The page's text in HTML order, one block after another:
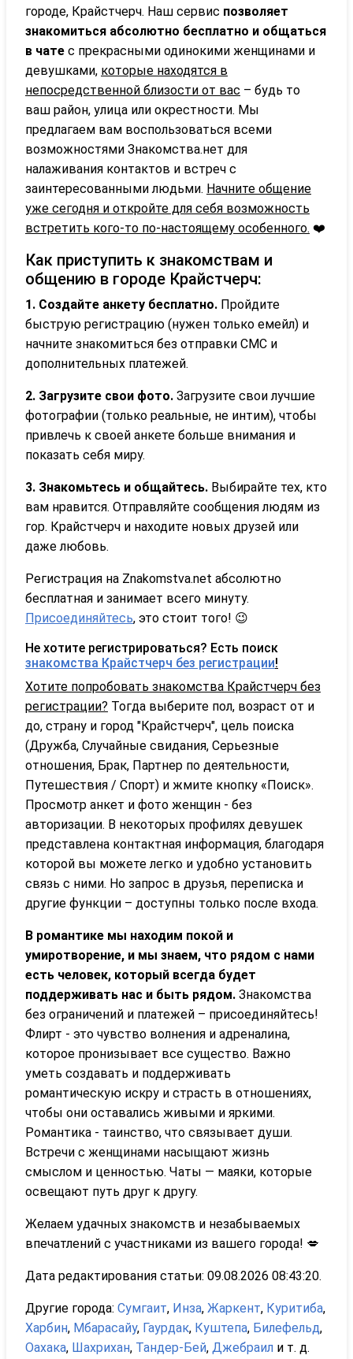
городе, Крайстчерч. Наш сервис позволяет
знакомиться абсолютно бесплатно и общаться
в чате с прекрасными одинокими женщинами и
девушками, которые находятся в
непосредственной близости от вас – будь то
ваш район, улица или окрестности. Мы
предлагаем вам воспользоваться всеми
возможностями Знакомства.нет для
налаживания контактов и встреч с
заинтересованными людьми. Начните общение
уже сегодня и откройте для себя возможность
встретить кого-то по-настоящему особенного. ❤️
Как приступить к знакомствам и
общению в городе Крайстчерч:
1. Создайте анкету бесплатно. Пройдите
быструю регистрацию (нужен только емейл) и
начните знакомиться без отправки СМС и
дополнительных платежей.
2. Загрузите свои фото. Загрузите свои лучшие
фотографии (только реальные, не интим), чтобы
привлечь к своей анкете больше внимания и
показать себя миру.
3. Знакомьтесь и общайтесь. Выбирайте тех, кто
вам нравится. Отправляйте сообщения людям из
гор. Крайстчерч и находите новых друзей или
даже любовь.
Регистрация на Znakomstva.net абсолютно
бесплатная и занимает всего минуту.
Присоединяйтесь, это стоит того! 😉
Не хотите регистрироваться? Есть поиск
знакомства Крайстчерч без регистрации!
Хотите попробовать знакомства Крайстчерч без
регистрации? Тогда выберите пол, возраст от и
до, страну и город "Крайстчерч", цель поиска
(Дружба, Случайные свидания, Серьезные
отношения, Брак, Партнер по деятельности,
Путешествия / Спорт) и жмите кнопку «Поиск».
Просмотр анкет и фото женщин - без
авторизации. В некоторых профилях девушек
представлена контактная информация, благодаря
которой вы можете легко и удобно установить
связь с ними. Но запрос в друзья, переписка и
другие функции – доступны только после входа.
В романтике мы находим покой и
умиротворение, и мы знаем, что рядом с нами
есть человек, который всегда будет
поддерживать нас и быть рядом. Знакомства
без ограничений и платежей – присоединяйтесь!
Флирт - это чувство волнения и адреналина,
которое пронизывает все существо. Важно
уметь создавать и поддерживать
романтическую искру и страсть в отношениях,
чтобы они оставались живыми и яркими.
Романтика - таинство, что связывает души.
Встречи с женщинами насыщают жизнь
смыслом и ценностью. Чаты — маяки, которые
освещают путь друг к другу.
Желаем удачных знакомств и незабываемых
впечатлений с участниками из вашего города! 💋
Дата редактирования статьи: 09.08.2026 08:43:20.
Другие города: Сумгаит, Инза, Жаркент, Куритиба,
Харбин, Мбарасайу, Гаурдак, Куштепа, Билефельд,
Оахака, Шахрихан, Тандер-Бей, Джебраил и т. д.